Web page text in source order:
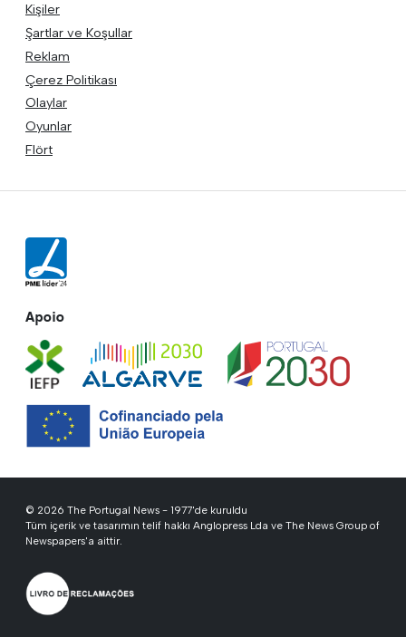
Kişiler
Şartlar ve Koşullar
Reklam
Çerez Politikası
Olaylar
Oyunlar
Flört
Apoio
© 2026 The Portugal News - 1977'de kuruldu
Tüm içerik ve tasarımın telif hakkı Anglopress Lda ve The News Group of
Newspapers'a aittir.